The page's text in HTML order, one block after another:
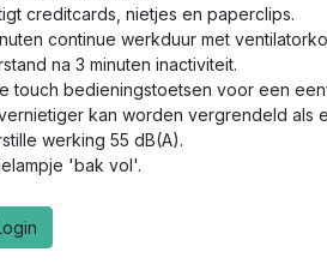
creditcards, nietjes en paperclips.
continue werkduur met
na 3 minuten inactiviteit.
touch bedieningstoetsen voor een
kan worden vergrendeld als
werking 55 dB(A).
'bak vol'.